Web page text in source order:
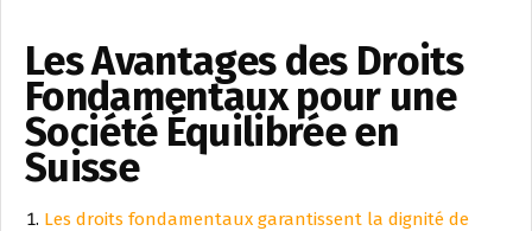
Les Avantages des Droits
Fondamentaux pour une
Société Équilibrée en
Suisse
Les droits fondamentaux garantissent la dignité de